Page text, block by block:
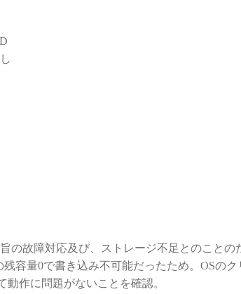
の故障対応及び、ストレージ不足とのことの
容量0で書き込み不可能だったため。OSの
動作に問題がないことを確認。